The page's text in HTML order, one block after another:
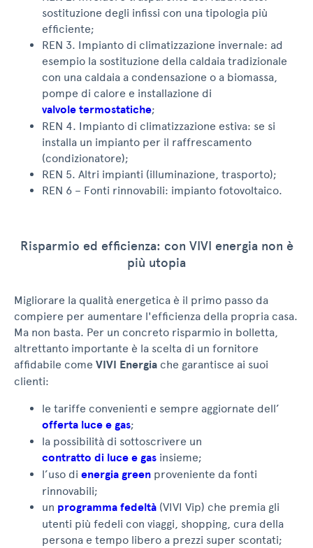
sostituzione degli infissi con una tipologia più
efficiente;
REN 3. Impianto di climatizzazione invernale: ad
esempio la sostituzione della caldaia tradizionale
con una caldaia a condensazione o a biomassa,
pompe di calore e installazione di
valvole termostatiche;
REN 4. Impianto di climatizzazione estiva: se si
installa un impianto per il raffrescamento
(condizionatore);
REN 5. Altri impianti (illuminazione, trasporto);
REN 6 – Fonti rinnovabili: impianto fotovoltaico.
Risparmio ed efficienza: con VIVI energia non è
più utopia
Migliorare la qualità energetica è il primo passo da
compiere per aumentare l'efficienza della propria casa.
Ma non basta. Per un concreto risparmio in bolletta,
altrettanto importante è la scelta di un fornitore
affidabile come VIVI Energia che garantisce ai suoi
clienti:
le tariffe convenienti e sempre aggiornate dell’
offerta luce e gas;
la possibilità di sottoscrivere un
contratto di luce e gas insieme;
l’uso di energia green proveniente da fonti
rinnovabili;
un programma fedeltà (VIVI Vip) che premia gli
utenti più fedeli con viaggi, shopping, cura della
persona e tempo libero a prezzi super scontati;